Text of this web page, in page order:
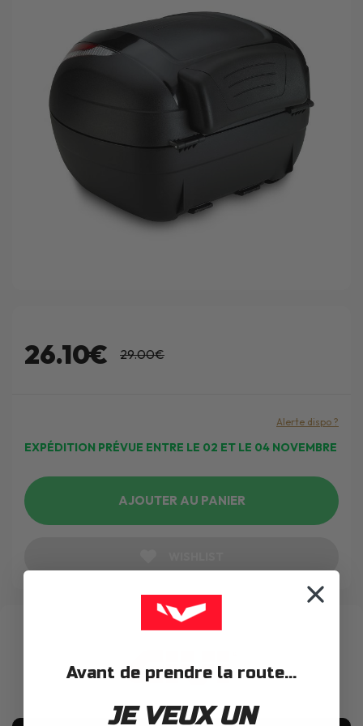
26.10€ 29.00€
EXPÉDITION PRÉVUE ENTRE LE 02 ET LE 04 NOVEMBRE
Alerte dispo ?
AJOUTER AU PANIER
Avant de prendre la route...
JE VEUX UN